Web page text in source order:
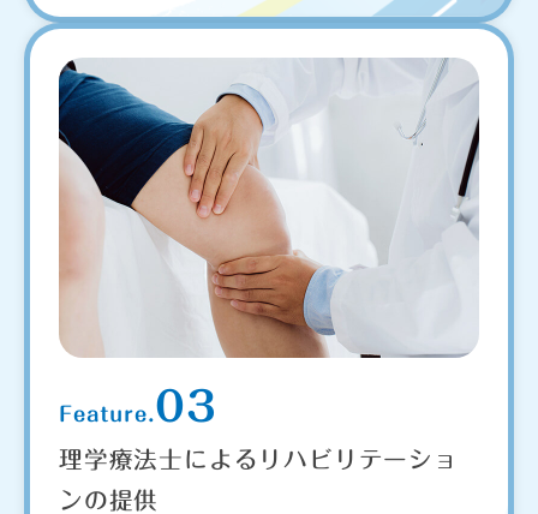
Feature.03
理学療法士によるリハビリテーショ
ンの提供